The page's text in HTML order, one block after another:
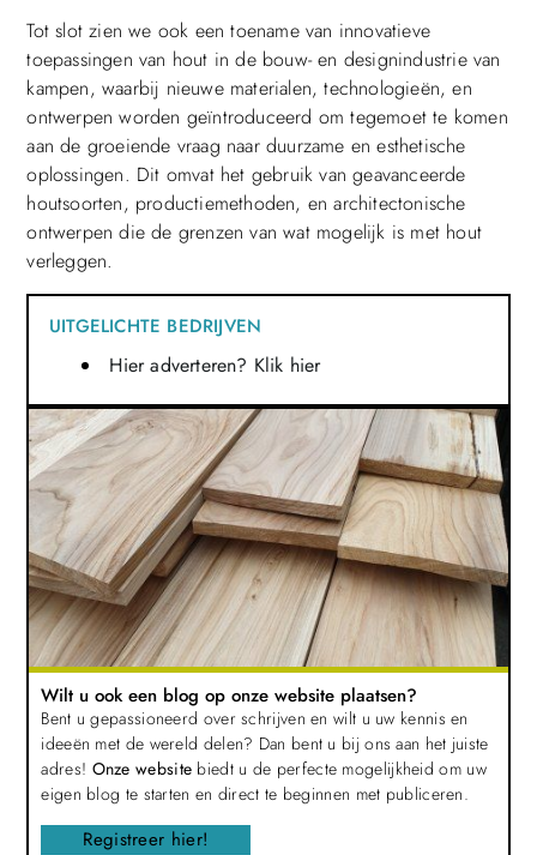
Tot slot zien we ook een toename van innovatieve
toepassingen van hout in de bouw- en designindustrie van
kampen, waarbij nieuwe materialen, technologieën, en
ontwerpen worden geïntroduceerd om tegemoet te komen
aan de groeiende vraag naar duurzame en esthetische
oplossingen. Dit omvat het gebruik van geavanceerde
houtsoorten, productiemethoden, en architectonische
ontwerpen die de grenzen van wat mogelijk is met hout
verleggen.
UITGELICHTE BEDRIJVEN
Hier adverteren? Klik hier
Wilt u ook een blog op onze website plaatsen?
Bent u gepassioneerd over schrijven en wilt u uw kennis en
ideeën met de wereld delen? Dan bent u bij ons aan het juiste
adres! Onze website biedt u de perfecte mogelijkheid om uw
eigen blog te starten en direct te beginnen met publiceren.
Registreer hier!